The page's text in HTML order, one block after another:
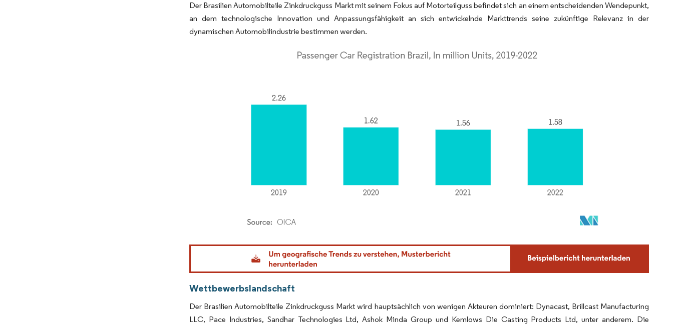
Der Brasilien Automobilteile Zinkdruckguss Markt mit seinem Fokus auf Motorteilguss befindet sich an einem entscheidenden Wendepunkt,
an dem technologische Innovation und Anpassungsfähigkeit an sich entwickelnde Markttrends seine zukünftige Relevanz in der
dynamischen Automobilindustrie bestimmen werden.
Bild © Mordor Intelligence. Wiederverwendung erfordert Namensnennung gemäß CC BY 4.0.
Wettbewerbslandschaft
Der Brasilien Automobilteile Zinkdruckguss Markt wird hauptsächlich von wenigen Akteuren dominiert: Dynacast, Brillcast Manufacturing
LLC, Pace Industries, Sandhar Technologies Ltd, Ashok Minda Group und Kemlows Die Casting Products Ltd, unter anderem. Die